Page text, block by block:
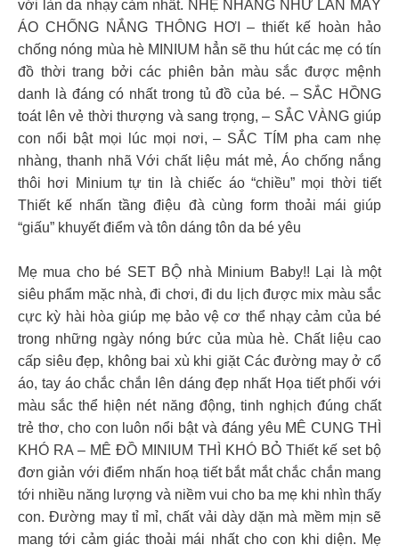
với làn da nhạy cảm nhất. NHẸ NHÀNG NHƯ LÀN MÂY
ÁO CHỐNG NẮNG THÔNG HƠI – thiết kế hoàn hảo
chống nóng mùa hè MINIUM hẳn sẽ thu hút các mẹ có tín
đồ thời trang bởi các phiên bản màu sắc được mệnh
danh là đáng có nhất trong tủ đồ của bé. – SẮC HỒNG
toát lên vẻ thời thượng và sang trọng, – SẮC VÀNG giúp
con nổi bật mọi lúc mọi nơi, – SẮC TÍM pha cam nhẹ
nhàng, thanh nhã Với chất liệu mát mẻ, Áo chống nắng
thôi hơi Minium tự tin là chiếc áo “chiều” mọi thời tiết
Thiết kế nhấn tầng điệu đà cùng form thoải mái giúp
“giấu” khuyết điểm và tôn dáng tôn da bé yêu
Mẹ mua cho bé SET BỘ nhà Minium Baby!! Lại là một
siêu phẩm mặc nhà, đi chơi, đi du lịch được mix màu sắc
cực kỳ hài hòa giúp mẹ bảo vệ cơ thể nhạy cảm của bé
trong những ngày nóng bức của mùa hè. Chất liệu cao
cấp siêu đẹp, không bai xù khi giặt Các đường may ở cổ
áo, tay áo chắc chắn lên dáng đẹp nhất Họa tiết phối với
màu sắc thể hiện nét năng động, tinh nghịch đúng chất
trẻ thơ, cho con luôn nổi bật và đáng yêu MÊ CUNG THÌ
KHÓ RA – MÊ ĐỒ MINIUM THÌ KHÓ BỎ Thiết kế set bộ
đơn giản với điểm nhấn hoạ tiết bắt mắt chắc chắn mang
tới nhiều năng lượng và niềm vui cho ba mẹ khi nhìn thấy
con. Đường may tỉ mỉ, chất vải dày dặn mà mềm mịn sẽ
mang tới cảm giác thoải mái nhất cho con khi diện. Mẹ